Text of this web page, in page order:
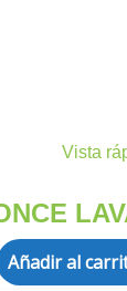
Vista
Añadir al